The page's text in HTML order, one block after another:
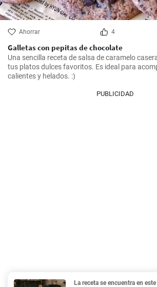
Ahorrar 4
Galletas con pepitas de chocolate
Una sencilla receta de salsa de caramelo
tus platos dulces favoritos. Es ideal para
calientes y helados. :)
PUBLICIDAD
La receta se encuentra en